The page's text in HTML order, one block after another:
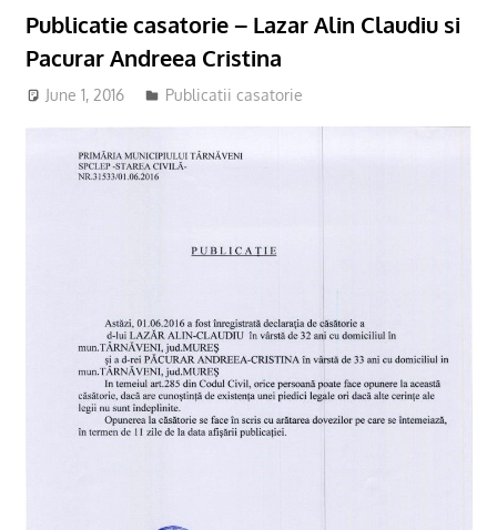
Publicatie casatorie – Lazar Alin Claudiu si
Pacurar Andreea Cristina
June 1, 2016 Publicatii casatorie